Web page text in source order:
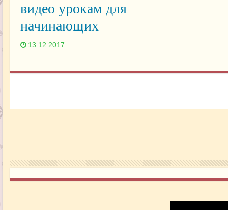
видео урокам для
начинающих
13.12.2017